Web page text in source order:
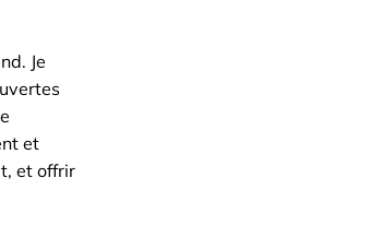
Je
et
et offrir